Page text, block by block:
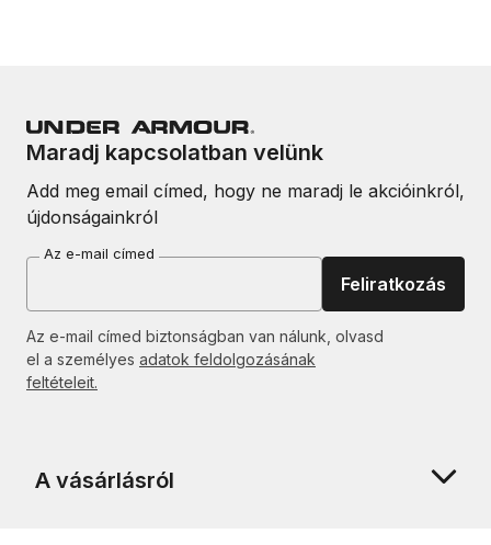
Maradj kapcsolatban velünk
Add meg email címed, hogy ne maradj le akcióinkról,
újdonságainkról
Az e-mail címed
Feliratkozás
Az e-mail címed biztonságban van nálunk, olvasd
el a személyes adatok feldolgozásának
feltételeit.
A vásárlásról